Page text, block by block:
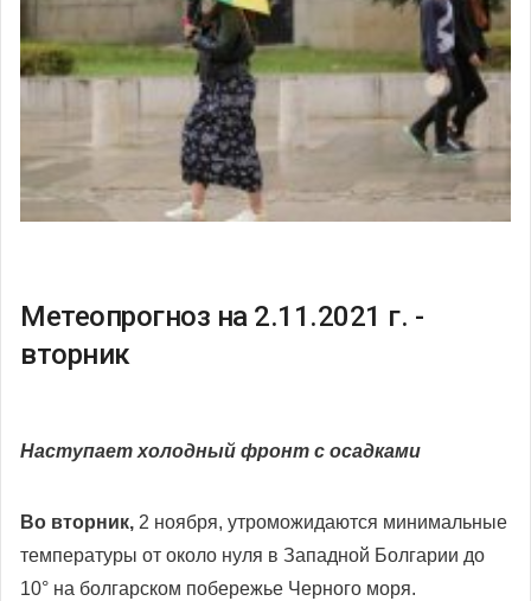
Метеопрогноз на 2.11.2021 г. -
вторник
Наступает холодный фронт с осадками
Во вторник, 2 ноября, утроможидаются минимальные
температуры от около нуля в Западной Болгарии до
10° на болгарском побережье Черного моря.